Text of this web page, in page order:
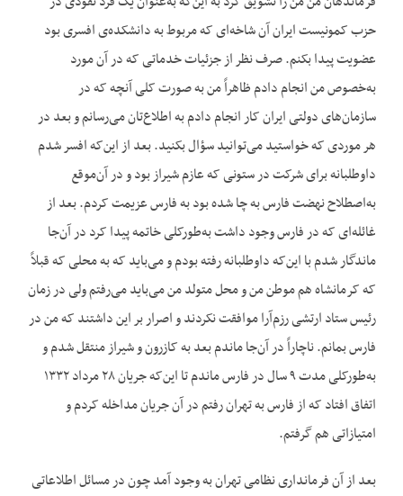
حزب کمونیست ایران آن شاخه‌ای که مربوط به دانشکده‌ی افسری بود
عضویت پیدا بکنم. صرف نظر از جزئیات خدماتی که در آن مورد
به‌خصوص من انجام دادم ظاهراً من به صورت کلی آنچه که در
سازمان‌های دولتی ایران کار انجام دادم به اطلاع‌تان می‌رسانم و بعد در
هر موردی که خواستید می‌توانید سؤال بکنید. بعد از این‌که افسر شدم
داوطلبانه برای شرکت در ستونی که عازم شیراز بود و در آن‌موقع
به‌اصطلاح نهضت فارس به چا شده بود به فارس عزیمت کردم. بعد از
غائله‌ای که در فارس وجود داشت به‌طورکلی خاتمه پیدا کرد در آن‌جا
ماندگار شدم با این‌که داوطلبانه رفته بودم و می‌باید که به محلی که قبلاً
که کرمانشاه هم موطن من و محل متولد من می‌باید می‌رفتم ولی در زمان
رئیس ستاد ارتشی رزم‌آرا موافقت نکردند و اصرار بر این داشتند که من در
فارس بمانم. ناچاراً در آن‌جا ماندم بعد به کازرون و شیراز منتقل شدم و
به‌طورکلی مدت ۹ سال در فارس ماندم تا این‌که جریان ۲۸ مرداد ۱۳۳۲
اتفاق افتاد که از فارس به تهران رفتم در آن جریان مداخله کردم و
امتیازاتی هم گرفتم.
بعد از آن فرمانداری نظامی تهران به وجود آمد چون در مسائل اطلاعاتی